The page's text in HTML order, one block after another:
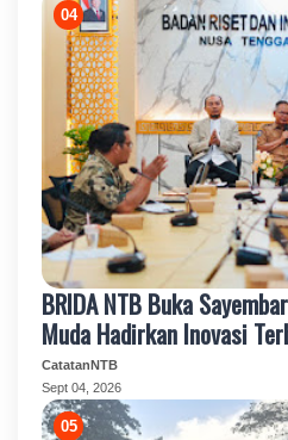
BRIDA NTB Buka
Muda Hadirkan Inovasi
CatatanNTB
Sept 04, 2026